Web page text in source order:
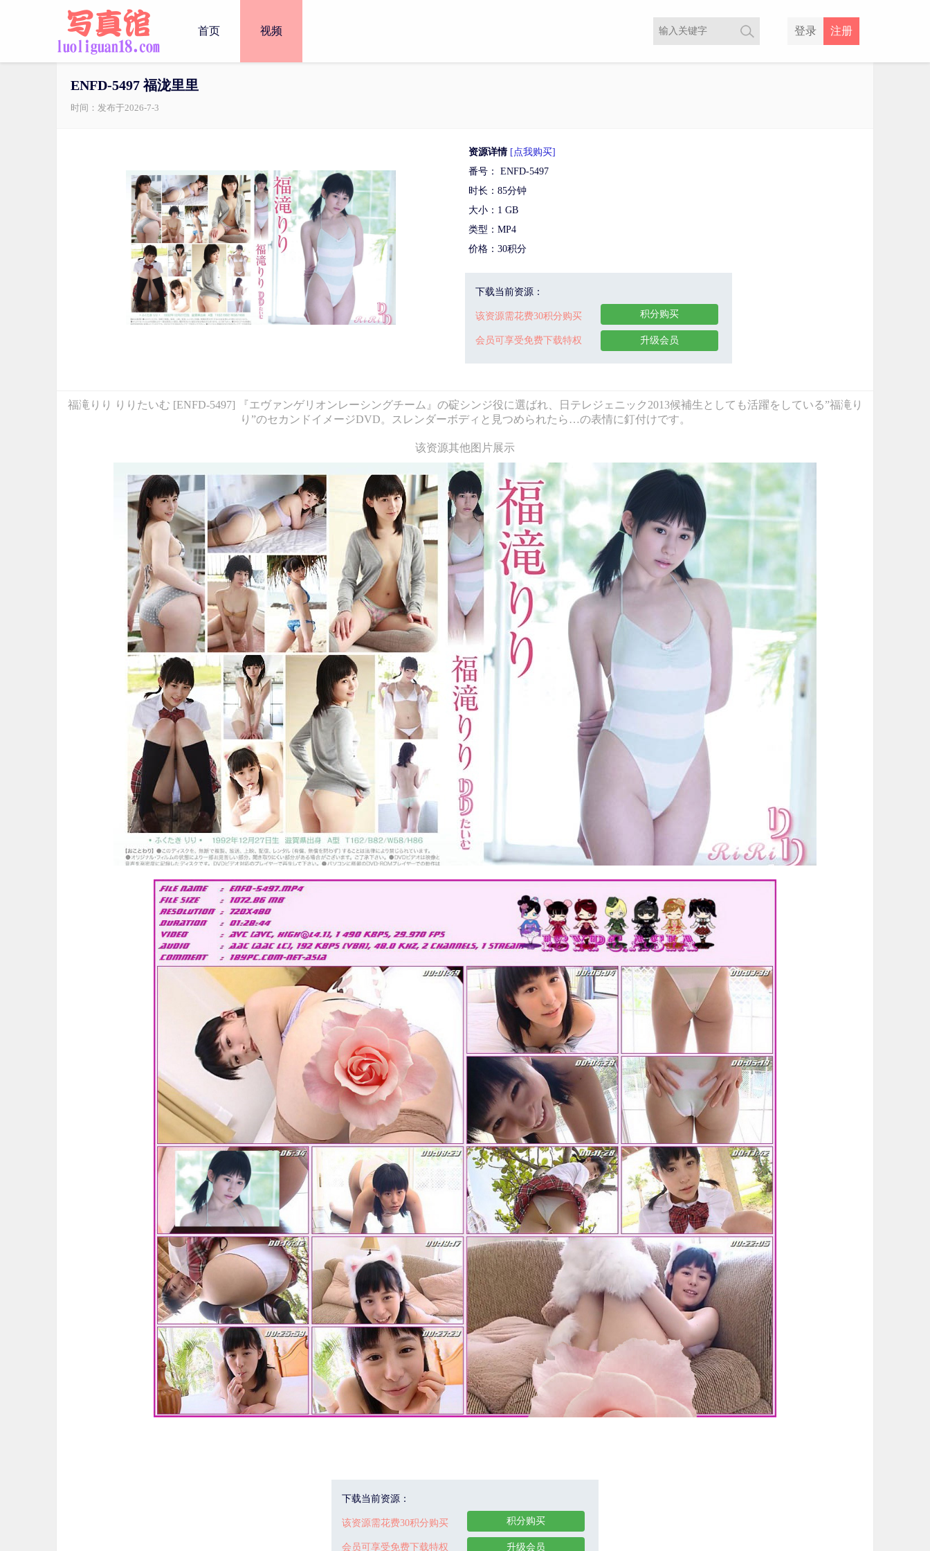
注册
登录
首页 视频
ENFD-5497 福泷里里
时间：发布于2026-7-3
资源详情 [点我购买]
番号： ENFD-5497
时长：85分钟
大小：1 GB
类型：MP4
价格：30积分
下载当前资源：
该资源需花费30积分购买
会员可享受免费下载特权
积分购买
升级会员
福滝りり りりたいむ [ENFD-5497] 『エヴァンゲリオンレーシングチーム』の碇シンジ役に選ばれ、日テレジェニック2013候補生としても活躍をしている”福滝り
り”のセカンドイメージDVD。スレンダーボディと見つめられたら…の表情に釘付けです。
该资源其他图片展示
下载当前资源：
该资源需花费30积分购买
会员可享受免费下载特权
积分购买
升级会员